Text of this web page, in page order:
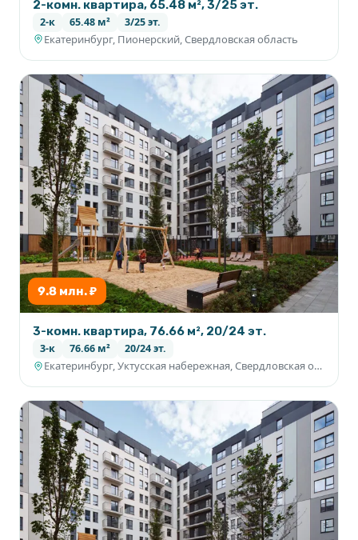
2-комн. квартира, 65.48 м², 3/25 эт.
2-к 65.48 м² 3/25 эт.
Екатеринбург, Пионерский, Свердловская область
9.8 млн. ₽
3-комн. квартира, 76.66 м², 20/24 эт.
3-к 76.66 м² 20/24 эт.
Екатеринбург, Уктусская набережная, Свердловская область